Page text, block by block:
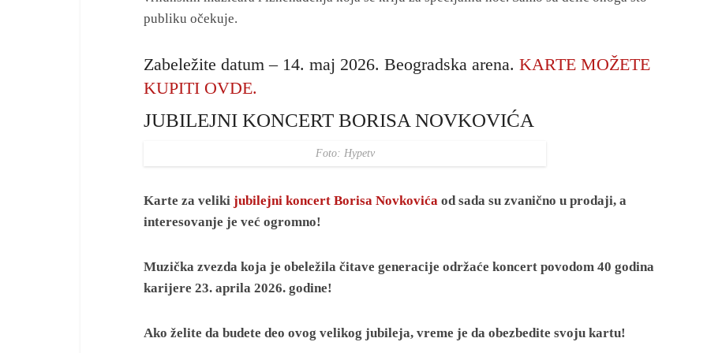
publiku očekuje.
Zabeležite datum – 14. maj 2026. Beogradska arena. KARTE MOŽETE
KUPITI OVDE.
JUBILEJNI KONCERT BORISA NOVKOVIĆA
Foto: Hypetv
Karte za veliki jubilejni koncert Borisa Novkovića od sada su zvanično u prodaji, a
interesovanje je već ogromno!
Muzička zvezda koja je obeležila čitave generacije održaće koncert povodom 40 godina
karijere 23. aprila 2026. godine!
Ako želite da budete deo ovog velikog jubileja, vreme je da obezbedite svoju kartu!